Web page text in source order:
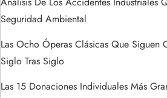
a
d
a
Seguridad Ambiental
Las Ocho Óperas Clásicas Que Siguen
Siglo Tras Siglo
Las 15 Donaciones Individuales Más